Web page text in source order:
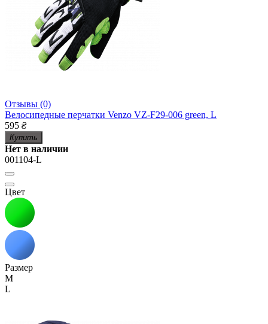
Отзывы (0)
Велосипедные перчатки Venzo VZ-F29-006 green, L
595 ₴
Купить
Нет в наличии
001104-L
Цвет
Размер
M
L